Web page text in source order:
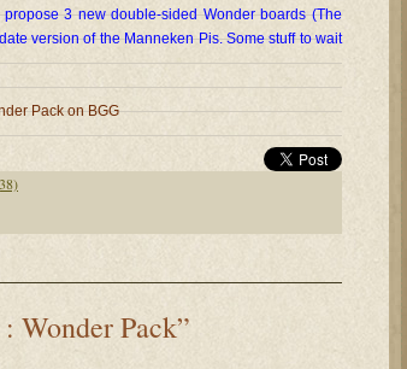
3 new double-sided Wonder boards (The
version of the Manneken Pis. Some stuff to wait
Pack on BGG
Wonder Pack”